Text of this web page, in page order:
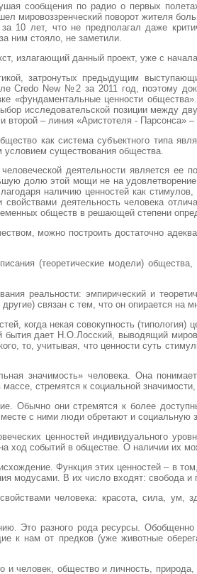
сообщения по радио о первых
мировоззренческий поворот жителя
10 лет, что не предполагал даже
ним стояло, не заметили.
излагающий данный проект, уже с
затронутых предыдущим
Credo New №2 за 2011 год, поэтому
«фундаментальные ценности
исследовательской позиции между
– линия «Аристотеля - Парсонса»
как система субъектного типа
существования общества.
деятельности является
долю этой мощи не на
наличию ценностей как стимулов,
деятельность человека
обществ в решающей степени
можно построить достаточно
(теоретические модели)
реальности: эмпирический и
связан с тем, что он опирается
когда некая совокупность
бытия дает Н.О.Лосский, выводящий
то, учитывая, что ценности суть
значимость» человека. Она
стремятся к социальной значимости,
Обычно они стремятся к более
с ними люди обретают и социальную
ценностей индивидуального
ход событий в обществе. О наличии их
Функция этих ценностей – в
модусами. В их число входят: свобода и
человека: красота, сила,
Это разного рода ресурсы.
к нам от предков (уже животные
человек, общество и личность,